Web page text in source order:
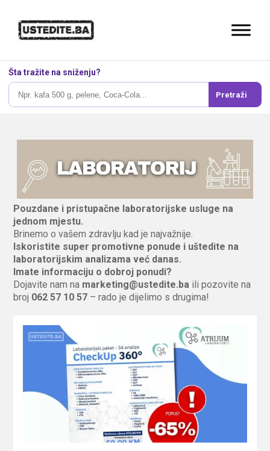
Šta tražite na sniženju?
Pretraži
Pouzdane i pristupačne laboratorijske usluge na
jednom mjestu.
Brinemo o vašem zdravlju kad je najvažnije.
Iskoristite super promotivne ponude i uštedite na
laboratorijskim analizama već danas.
Imate informaciju o dobroj ponudi?
Dojavite nam na marketing@ustedite.ba ili pozovite na
broj 062 57 10 57 – rado je dijelimo s drugima!